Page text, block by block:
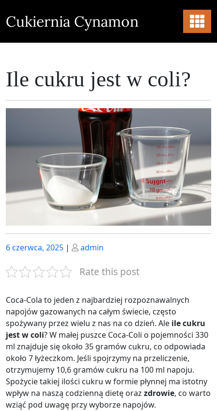
to
content
Cukiernia Cynamon
Ile cukru jest w coli?
Posted
6 czerwca, 2025 | Posted
admin
Rate this post
Coca-Cola to jeden z najbardziej rozpoznawalnych
napojów gazowanych na całym świecie, często
spożywany przez wielu z nas na co dzień. Ale ile cukru
jest w coli? W małej puszce Coca-Coli o pojemności 330
ml znajduje się około 35 gramów cukru, co odpowiada
około 7 łyżeczkom. Jeśli spojrzymy na przeliczenie,
otrzymujemy 10,6 gramów cukru na 100 ml napoju.
Spożycie takiej ilości cukru w formie płynnej ma istotny
wpływ na naszą codzienną dietę oraz zdrowie, co warto
wziąć pod uwagę przy wyborze napojów.